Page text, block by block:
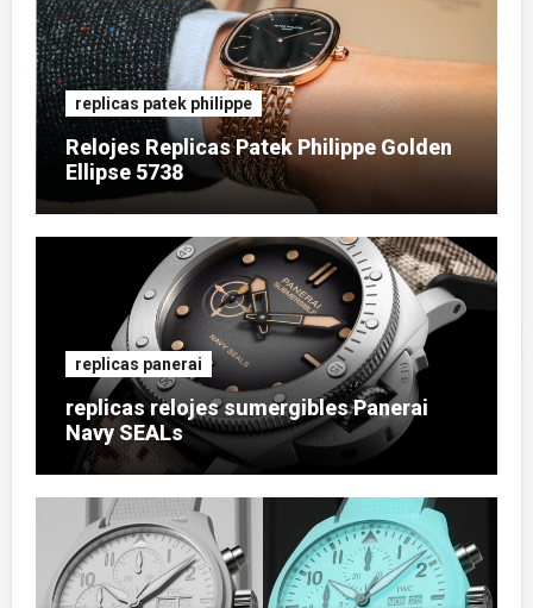
replicas patek philippe
Relojes Replicas Patek Philippe Golden
Ellipse 5738
replicas panerai
replicas relojes sumergibles Panerai
Navy SEALs